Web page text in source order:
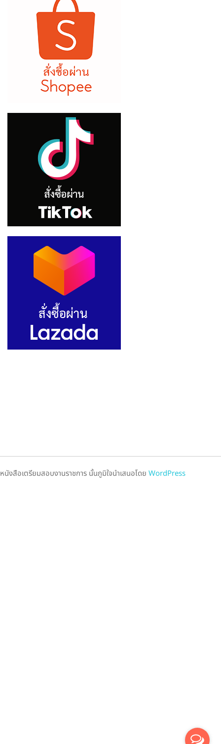
หนังสือเตรียมสอบงานราชการ นั้นภูมิใจนำเสนอโดย WordPress